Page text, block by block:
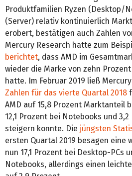
Produktfamilien Ryzen (Desktop/
(Server) relativ kontinuierlich
erobert, bestätigen auch Zahlen
Mercury Research hatte zum
berichtet, dass AMD im
wieder die Marke von zehn
hatte. Im Februar 2019 ließ
Zahlen für das vierte Quartal 2018
AMD auf 15,8 Prozent Marktanteil
12,1 Prozent bei Notebooks und
steigern konnte. Die jüngsten
ersten Quartal 2019 besagen eine
nun 17,1 Prozent bei Desktop-PCs
Notebooks, allerdings einen